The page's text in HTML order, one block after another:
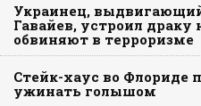
Украинец,
Гавайев, устроил драку
обвиняют в терроризме
Стейк-хаус во Флориде
ужинать голышом